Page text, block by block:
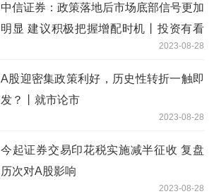
中信证券：政策落地后市场底部信号更加
明显 建议积极把握增配时机丨投资有看
2023-08-28
A股迎密集政策利好，历史性转折一触即
发？丨就市论市
2023-08-28
今起证券交易印花税实施减半征收 复盘
历次对A股影响
2023-08-28